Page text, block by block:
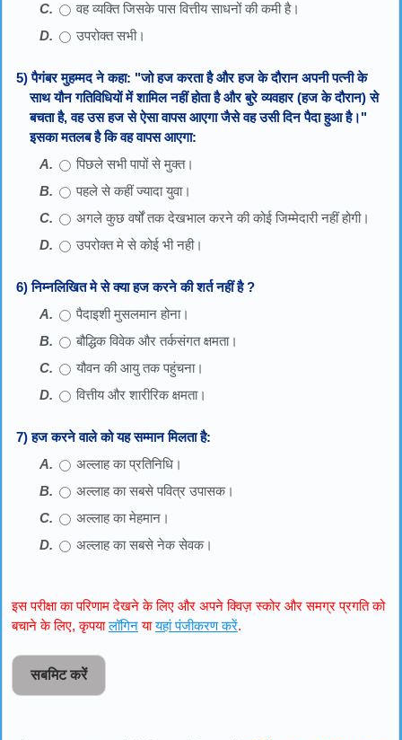
वह व्यक्ति जिसके पास वित्तीय साधनों की कमी है।
उपरोक्त सभी।
5) पैगंबर मुहम्मद ने कहा: "जो हज करता है और हज के दौरान अपनी पत्नी के
साथ यौन गतिविधियों में शामिल नहीं होता है और बुरे व्यवहार (हज के दौरान) से
बचता है, वह उस हज से ऐसा वापस आएगा जैसे वह उसी दिन पैदा हुआ है।"
इसका मतलब है कि वह वापस आएगा:
पिछले सभी पापों से मुक्त।
पहले से कहीं ज्यादा युवा।
अगले कुछ वर्षों तक देखभाल करने की कोई जिम्मेदारी नहीं होगी।
उपरोक्त मे से कोई भी नही।
6) निम्नलिखित मे से क्या हज करने की शर्त नहीं है ?
पैदाइशी मुसलमान होना।
बौद्धिक विवेक और तर्कसंगत क्षमता।
यौवन की आयु तक पहुंचना।
वित्तीय और शारीरिक क्षमता।
7) हज करने वाले को यह सम्मान मिलता है:
अल्लाह का प्रतिनिधि।
अल्लाह का सबसे पवित्र उपासक।
अल्लाह का मेहमान।
अल्लाह का सबसे नेक सेवक।
इस परीक्षा का परिणाम देखने के लिए और अपने क्विज़ स्कोर और समग्र प्रगति को
बचाने के लिए, कृपयालॉगिनयायहां पंजीकरण करें.
सबमिट करें